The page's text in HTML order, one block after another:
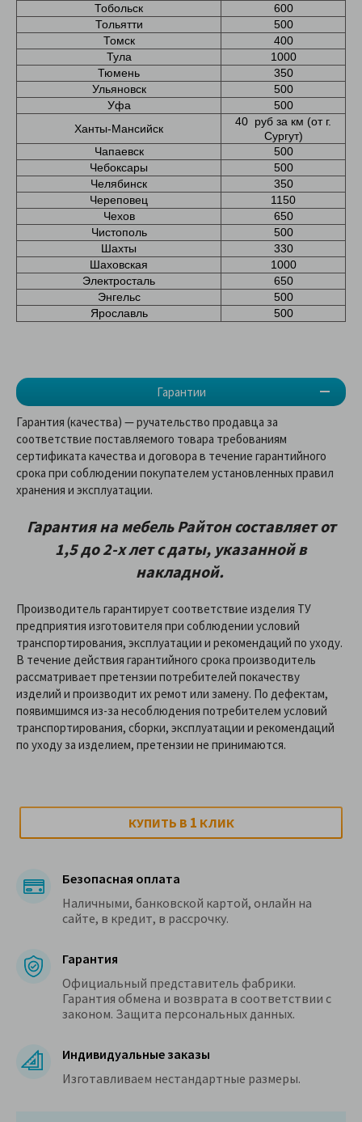
Гарантии
Тобольск
600
Тольятти
500
Томск
400
Тула
1000
Тюмень
350
Ульяновск
500
Уфа
500
Ханты-Мансийск
40 руб за км (от г.
Сургут)
Чапаевск
500
Чебоксары
500
Челябинск
350
Череповец
1150
Чехов
650
Чистополь
500
Шахты
330
Шаховская
1000
Электросталь
650
Энгельс
500
Ярославль
500
Гарантия (качества) — ручательство продавца за
соответствие поставляемого товара требованиям
сертификата качества и договора в течение гарантийного
срока при соблюдении покупателем установленных правил
хранения и эксплуатации.
Гарантия на мебель Райтонсоставляет от
1,5 до 2-х лет с даты, указанной в
накладной.
Производитель гарантирует соответствие изделия ТУ
предприятия изготовителя при соблюдении условий
транспортирования, эксплуатации и рекомендаций по уходу.
В течение действия гарантийного срока производитель
рассматривает претензии потребителей покачеству
изделий и производит их ремот или замену. По дефектам,
появимшимся из-за несоблюдения потребителем условий
транспортирования, сборки, эксплуатации и рекомендаций
по уходу за изделием, претензии не принимаются.
КУПИТЬ В 1 КЛИК
Безопасная оплата
Наличными, банковской картой, онлайн на
сайте, в кредит, в рассрочку.
Гарантия
Официальный представитель фабрики.
Гарантия обмена и возврата в соответствии с
законом. Защита персональных данных.
Индивидуальные заказы
Изготавливаем нестандартные размеры.